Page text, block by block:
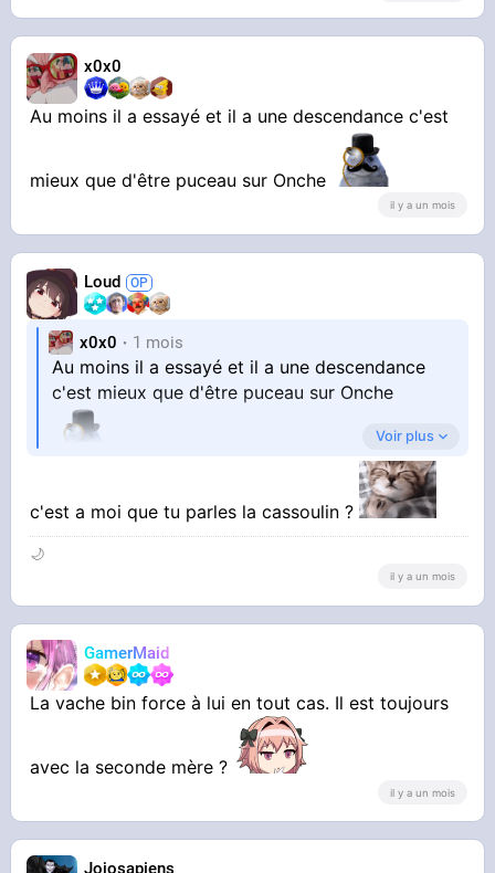
x0x0
Au moins il a essayé et il a une descendance c'est
mieux que d'être puceau sur Onche
il y a un mois
Loud
x0x0 1 mois
Au moins il a essayé et il a une descendance
c'est mieux que d'être puceau sur Onche
Voir plus
c'est a moi que tu parles la cassoulin ?
🌙
il y a un mois
GamerMaid
La vache bin force à lui en tout cas. Il est toujours
avec la seconde mère ?
il y a un mois
Jojosapiens